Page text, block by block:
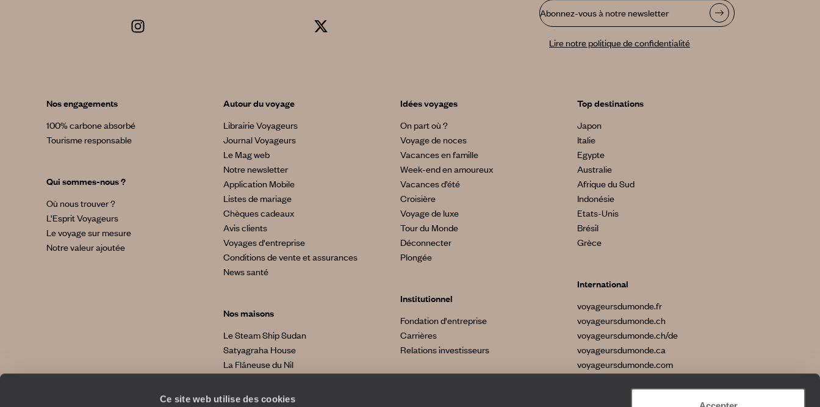
Ce site web utilise des cookies
Abonnez-vous à notre newsletter
Lire notre politique de confidentialité
Nos engagements
100% carbone absorbé
Tourisme responsable
Qui sommes-nous ?
Où nous trouver ?
L’Esprit Voyageurs
Le voyage sur mesure
Notre valeur ajoutée
Autour du voyage
Librairie Voyageurs
Journal Voyageurs
Le Mag web
Notre newsletter
Application Mobile
Listes de mariage
Chèques cadeaux
Avis clients
Voyages d'entreprise
Conditions de vente et assurances
News santé
Nos maisons
Le Steam Ship Sudan
Satyagraha House
La Flâneuse du Nil
La Villa Bahia
Idées voyages
On part où ?
Voyage de noces
Vacances en famille
Week-end en amoureux
Vacances d’été
Croisière
Voyage de luxe
Tour du Monde
Déconnecter
Plongée
Institutionnel
Fondation d'entreprise
Carrières
Relations investisseurs
Top destinations
Japon
Italie
Egypte
Australie
Afrique du Sud
Indonésie
Etats-Unis
Brésil
Grèce
International
voyageursdumonde.fr
voyageursdumonde.ch
voyageursdumonde.ch/de
voyageursdumonde.ca
voyageursdumonde.com
originaldiving.com